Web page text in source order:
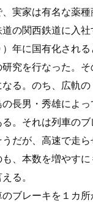
実家は有名な薬種
の関西鉄道に入
年に国有化され
究を行なった。
る。のち、広軌
長男・秀雄によっ
。それは列車の
だが、高速で走
、本数を増やす
る。
ブレーキを１カ